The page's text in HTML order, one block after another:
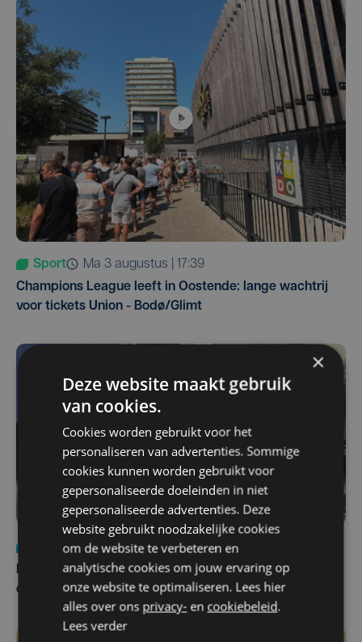
Sport
ma 3 augustus | 17:39
Champions League leeft in Oostende: lange wachtrij
voor tickets Union - Bodø/Glimt
Nieuws
za 1 augustus | 22:36
Belgisch Solar Team met West-Vlamingen wint voor
eerst in VS
×
Deze website maakt gebruik
van cookies.
Cookies worden gebruikt voor het
personaliseren van advertenties. Sommige
cookies kunnen worden gebruikt voor
gepersonaliseerde doeleinden in niet
gepersonaliseerde advertenties. Deze
website gebruikt noodzakelijke cookies
om de website te verbeteren en
analytische cookies om jouw ervaring op
onze website te optimaliseren. Lees hier
alles over ons privacy- en cookiebeleid.
Lees verder